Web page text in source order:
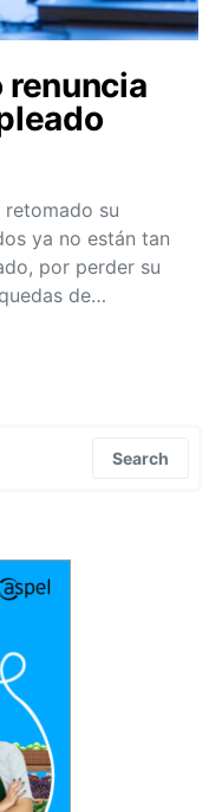
renuncia
retomado su
ya no están tan
por perder su
de…
Search